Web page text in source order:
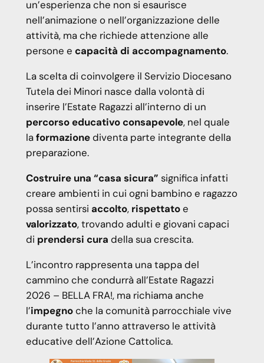
un’esperienza che non si esaurisce
nell’animazione o nell’organizzazione delle
attività, ma che richiede attenzione alle
persone e capacità di accompagnamento.
La scelta di coinvolgere il Servizio Diocesano
Tutela dei Minori nasce dalla volontà di
inserire l’Estate Ragazzi all’interno di un
percorso educativo consapevole, nel quale
laformazionediventa parte integrante della
preparazione.
Costruire una “casa sicura” significa infatti
creare ambienti in cui ogni bambino e ragazzo
possa sentirsi accolto, rispettatoe
valorizzato, trovando adulti e giovani capaci
di prendersi cura della sua crescita.
L’incontro rappresenta una tappa del
cammino che condurrà all’Estate Ragazzi
2026 – BELLA FRA!, ma richiama anche
l’impegnoche la comunità parrocchiale vive
durante tutto l’anno attraverso le attività
educative dell’Azione Cattolica.